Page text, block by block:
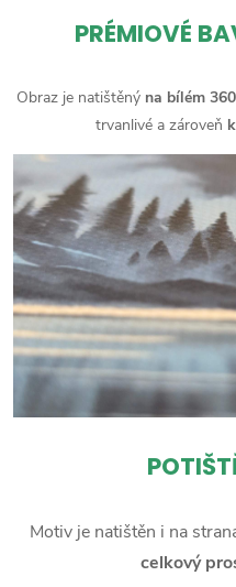
PRÉMIOVÉ
Obraz je natištěný na bílém
trvanlivé a zároveň
Motiv je natištěn i na
celkový